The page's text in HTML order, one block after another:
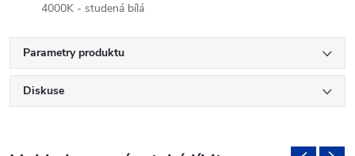
4000K - studená bílá
Parametry produktu
Diskuse